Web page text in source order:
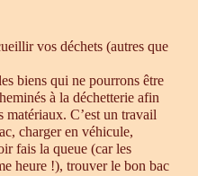
vos déchets (autres que
biens qui ne pourrons être
à la déchetterie afin
matériaux. C’est un travail
charger en véhicule,
fais la queue (car les
heure !), trouver le bon bac